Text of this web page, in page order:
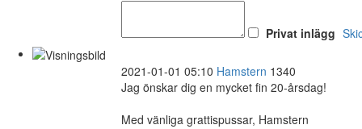
Privat inlägg
2021-01-01 05:10 Hamstern 1340
Jag önskar dig en mycket fin 20-årsdag!
Med vänliga grattispussar, Hamstern